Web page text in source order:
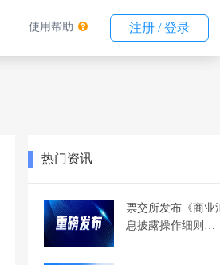
使用帮助 注册 / 登录
热门资讯
票交所发布《商业
息披露操作细则…